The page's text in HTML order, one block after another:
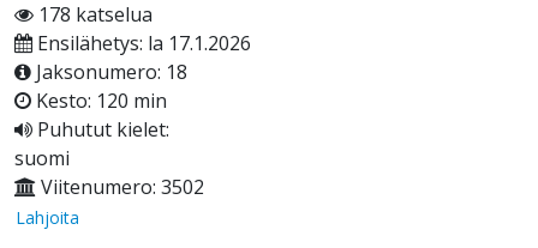
178 katselua
Ensilähetys: la 17.1.2026
Jaksonumero: 18
Kesto: 120 min
Puhutut kielet:
suomi
Viitenumero: 3502
Lahjoita